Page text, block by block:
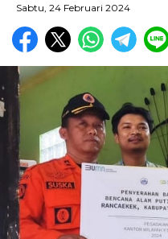
Sabtu, 24 Februari 2024